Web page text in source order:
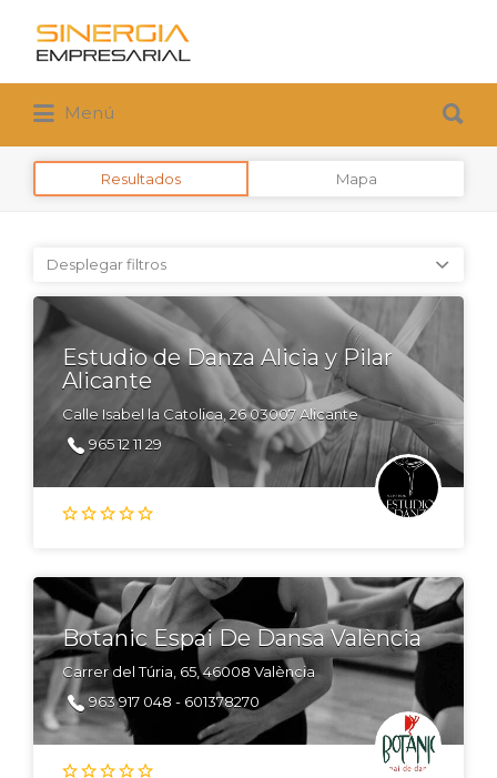
Buscar
por:
Menú
por:
Resultados Mapa
Desplegar filtros
Estudio de Danza Alicia y Pilar
Alicante
Calle Isabel la Catolica, 26 03007 Alicante
965 12 11 29
Botanic Espai De Dansa València
Carrer del Túria, 65, 46008 València
963 917 048 - 601378270